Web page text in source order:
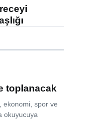
toplanacak
ekonomi, spor ve
okuyucuya